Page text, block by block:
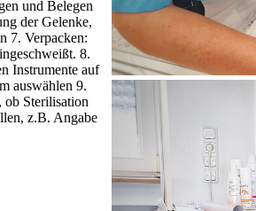
und Belegen
der Gelenke,
7. Verpacken:
8.
Instrumente auf
auswählen 9.
ob Sterilisation
z.B. Angabe